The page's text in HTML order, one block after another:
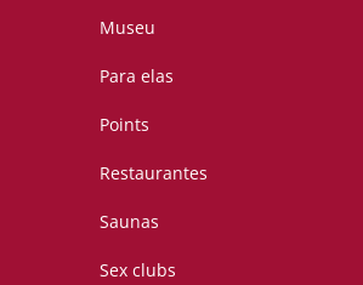
Museu
Para elas
Points
Restaurantes
Saunas
Sex clubs